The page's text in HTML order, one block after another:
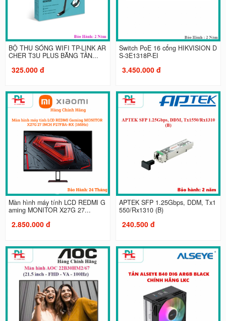
BỘ THU SÓNG WIFI TP-LINK AR
CHER T3U PLUS BĂNG TẦN...
325.000 đ
Switch PoE 16 cổng HIKVISION D
S-3E1318P-EI
3.450.000 đ
Màn hình máy tính LCD REDMI G
aming MONITOR X27G 27...
2.850.000 đ
APTEK SFP 1.25Gbps, DDM, Tx1
550/Rx1310 (B)
240.500 đ